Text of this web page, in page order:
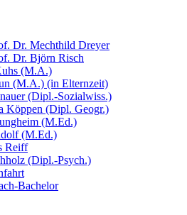
Dr. Mechthild Dreyer
Dr. Björn Risch
(M.A.)
(M.A.) (in Elternzeit)
(Dipl.-Sozialwiss.)
Köppen (Dipl. Geogr.)
(M.Ed.)
(M.Ed.)
Reiff
(Dipl.-Psych.)
Bachelor